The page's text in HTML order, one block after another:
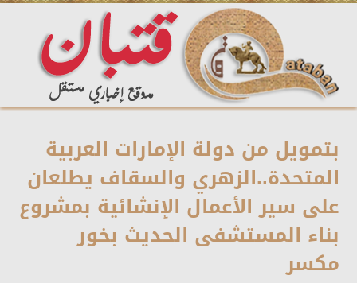
بتمويل من دولة الإمارات العربية
المتحدة..الزهري والسقاف يطلعان
على سير الأعمال الإنشائية بمشروع
بناء المستشفى الحديث بخور
مكسر